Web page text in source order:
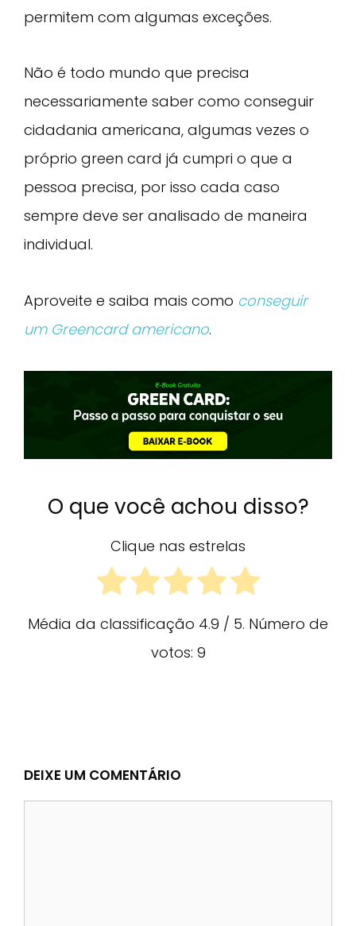
permitem com algumas exceções.
Não é todo mundo que precisa
necessariamente saber como conseguir
cidadania americana, algumas vezes o
próprio green card já cumpri o que a
pessoa precisa, por isso cada caso
sempre deve ser analisado de maneira
individual.
Aproveite e saiba mais como conseguir
um Greencard americano.
O que você achou disso?
Clique nas estrelas
Média da classificação 4.9 / 5. Número de
votos: 9
DEIXE UM COMENTÁRIO